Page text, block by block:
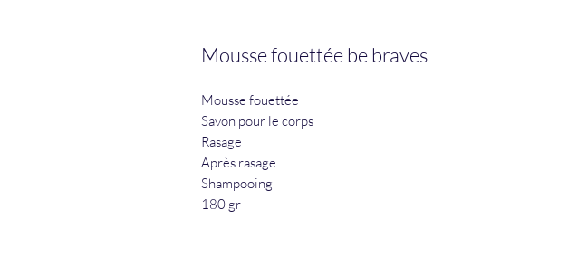
Mousse fouettée be braves
Mousse fouettée
Savon pour le corps
Rasage
Après rasage
Shampooing
180 gr